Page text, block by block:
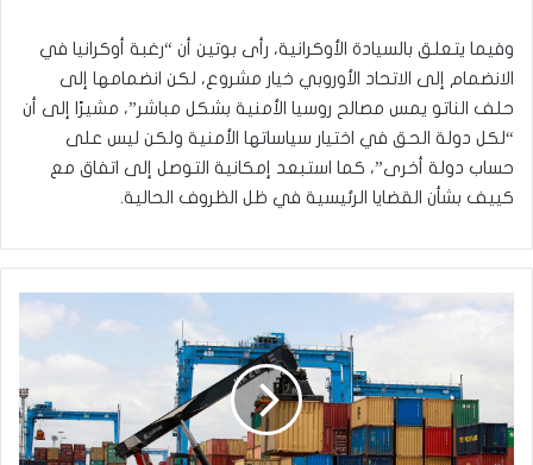
وفيما يتعلق بالسيادة الأوكرانية، رأى بوتين أن “رغبة أوكرانيا في
الانضمام إلى الاتحاد الأوروبي خيار مشروع، لكن انضمامها إلى
حلف الناتو يمس مصالح روسيا الأمنية بشكل مباشر”، مشيرًا إلى أن
“لكل دولة الحق في اختيار سياساتها الأمنية ولكن ليس على
حساب دولة أخرى”، كما استبعد إمكانية التوصل إلى اتفاق مع
كييف بشأن القضايا الرئيسية في ظل الظروف الحالية.
الإمارات
بنحو